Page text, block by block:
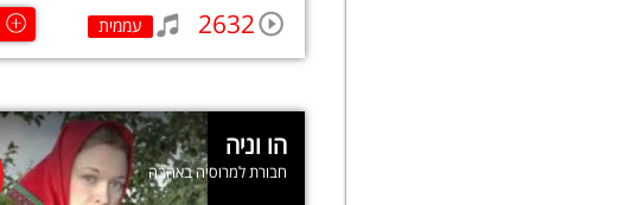
2632 עממית
הו וניה
חבורת למרוסיה באהבה